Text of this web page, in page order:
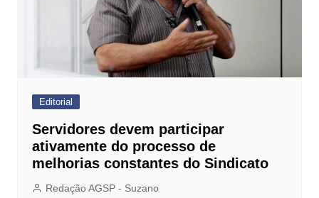
Editorial
Servidores devem participar
ativamente do processo de
melhorias constantes do Sindicato
Redação AGSP - Suzano